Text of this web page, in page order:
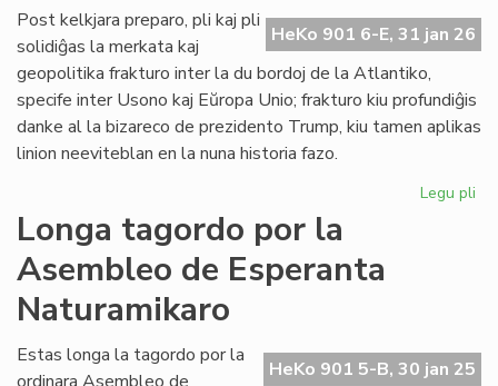
ĉe
HeKo 901 6-E, 31 jan 26
Post kelkjara preparo, pli kaj pli
solidiĝas la merkata kaj
geopolitika frakturo inter la du bordoj de la Atlantiko,
specife inter Usono kaj Eŭropa Unio; frakturo kiu profundiĝis
danke al la bizareco de prezidento Trump, kiu tamen aplikas
linion neeviteblan en la nuna historia fazo.
Legu pli
ĉe
Longa tagordo por la
Asembleo de Esperanta
Naturamikaro
HeKo 901 5-B, 30 jan 25
Estas longa la tagordo por la